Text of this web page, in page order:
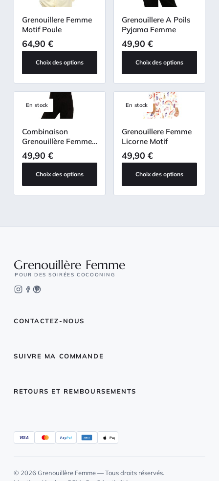
Grenouillere Femme
Motif Poule
64,90 €
Choix des options
Grenouillere A Poils
Pyjama Femme
49,90 €
Choix des options
En stock
Combinaison
Grenouillère Femme
Sweat
49,90 €
Choix des options
En stock
Grenouillere Femme
Licorne Motif
49,90 €
Choix des options
Grenouillère Femme
POUR DES SOIRÉES COCOONING
CONTACTEZ-NOUS
SUIVRE MA COMMANDE
RETOURS ET REMBOURSEMENTS
VISA PayPal AMEX Pay
© 2026 Grenouillère Femme — Tous droits réservés.